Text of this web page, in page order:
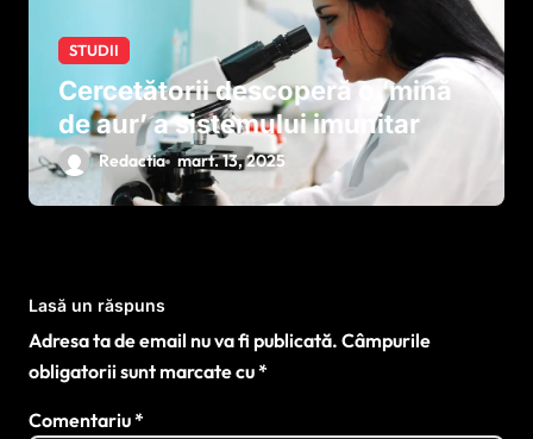
STUDII
Cercetătorii descoperă o ‘mină
de aur’ a sistemului imunitar
Redactia mart. 13, 2025
Lasă un răspuns
Adresa ta de email nu va fi publicată. Câmpurile
obligatorii sunt marcate cu*
Comentariu*